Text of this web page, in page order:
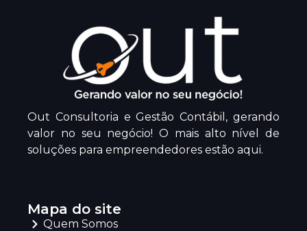
Out Consultoria e Gestão Contábil, gerando
valor no seu negócio! O mais alto nível de
soluções para empreendedores estão aqui.
Mapa do site
Quem Somos